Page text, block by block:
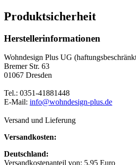
Produktsicherheit
Herstellerinformationen
Wohndesign Plus UG
Bremer Str. 63
01067 Dresden
Tel.: 0351-41881448
E-Mail: info@wohndesign-plus.de
Versand und Lieferung
Versandkosten:
Deutschland:
Versandkostenanteil von: 5,95 Euro